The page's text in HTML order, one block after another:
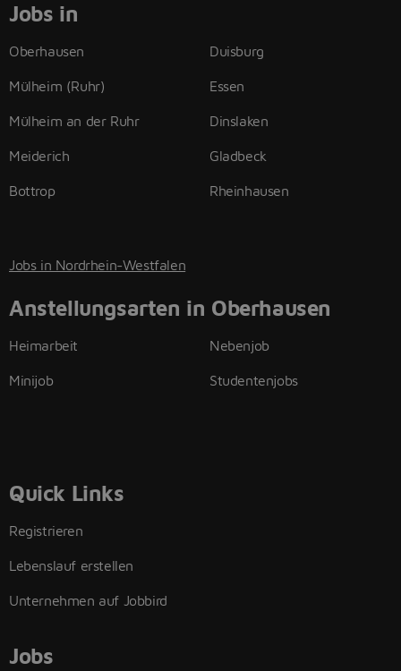
Jobs in
Oberhausen
Mülheim (Ruhr)
Mülheim an der Ruhr
Meiderich
Bottrop
Duisburg
Essen
Dinslaken
Gladbeck
Rheinhausen
Jobs in Nordrhein-Westfalen
Anstellungsarten in Oberhausen
Heimarbeit
Minijob
Nebenjob
Studentenjobs
Quick Links
Registrieren
Lebenslauf erstellen
Unternehmen auf Jobbird
Jobs